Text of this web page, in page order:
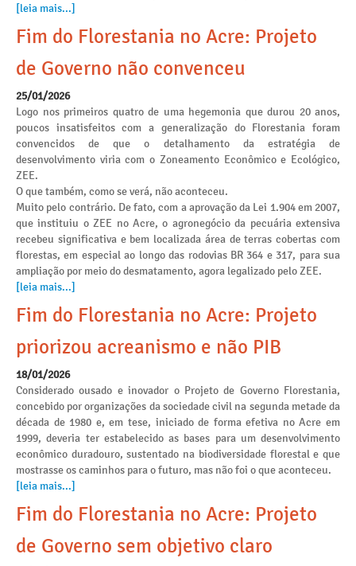
[leia mais...]
Fim do Florestania no Acre: Projeto
de Governo não convenceu
25/01/2026
Logo nos primeiros quatro de uma hegemonia que durou 20 anos,
poucos insatisfeitos com a generalização do Florestania foram
convencidos de que o detalhamento da estratégia de
desenvolvimento viria com o Zoneamento Econômico e Ecológico,
ZEE.
O que também, como se verá, não aconteceu.
Muito pelo contrário. De fato, com a aprovação da Lei 1.904 em 2007,
que instituiu o ZEE no Acre, o agronegócio da pecuária extensiva
recebeu significativa e bem localizada área de terras cobertas com
florestas, em especial ao longo das rodovias BR 364 e 317, para sua
ampliação por meio do desmatamento, agora legalizado pelo ZEE.
[leia mais...]
Fim do Florestania no Acre: Projeto
priorizou acreanismo e não PIB
18/01/2026
Considerado ousado e inovador o Projeto de Governo Florestania,
concebido por organizações da sociedade civil na segunda metade da
década de 1980 e, em tese, iniciado de forma efetiva no Acre em
1999, deveria ter estabelecido as bases para um desenvolvimento
econômico duradouro, sustentado na biodiversidade florestal e que
mostrasse os caminhos para o futuro, mas não foi o que aconteceu.
[leia mais...]
Fim do Florestania no Acre: Projeto
de Governo sem objetivo claro